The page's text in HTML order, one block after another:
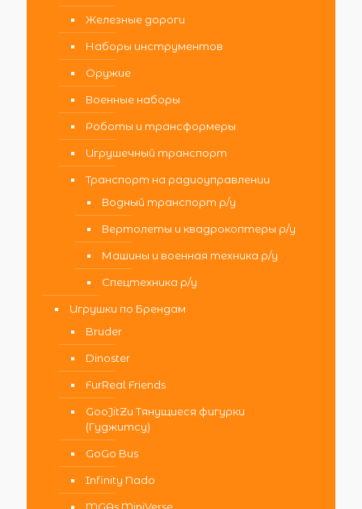
Железные дороги
Наборы инструментов
Оружие
Военные наборы
Роботы и трансформеры
Игрушечный транспорт
Транспорт на радиоуправлении
Водный транспорт р/у
Вертолеты и квадрокоптеры р/у
Машины и военная техника р/у
Спецтехника р/у
Игрушки по Брендам
Bruder
Dinoster
FurReal Friends
GooJitZu Тянущиеся фигурки
(Гуджитсу)
GoGo Bus
Infinity Nado